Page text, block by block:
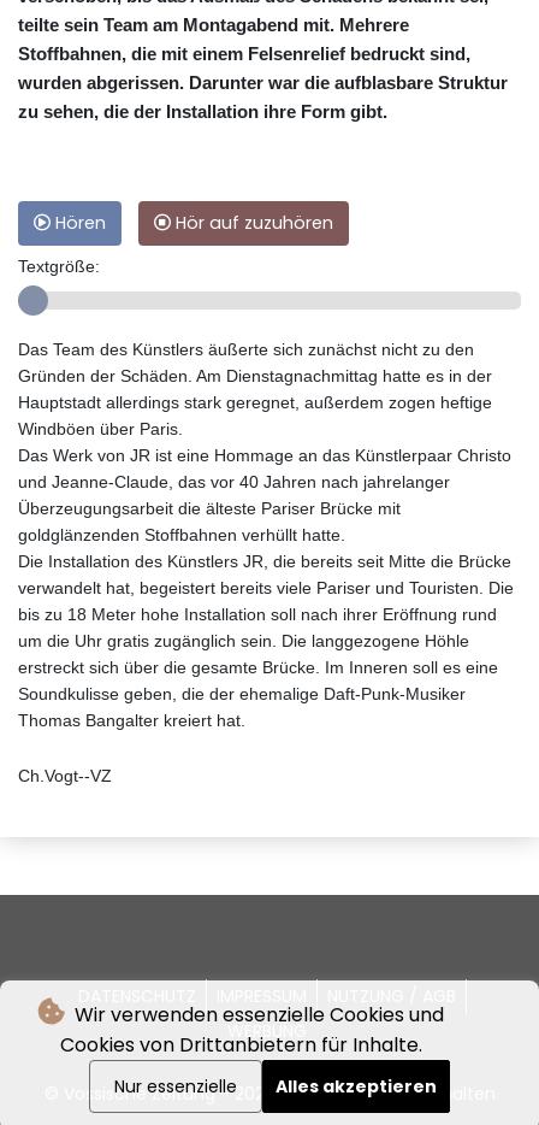
Wir verwenden essenzielle Cookies und
Cookies von Drittanbietern für Inhalte.
Nur essenzielle Alles akzeptieren
teilte sein Team am Montagabend mit. Mehrere
Stoffbahnen, die mit einem Felsenrelief bedruckt sind,
wurden abgerissen. Darunter war die aufblasbare Struktur
zu sehen, die der Installation ihre Form gibt.
Hören Hör auf zuzuhören
Textgröße:
Das Team des Künstlers äußerte sich zunächst nicht zu den
Gründen der Schäden. Am Dienstagnachmittag hatte es in der
Hauptstadt allerdings stark geregnet, außerdem zogen heftige
Windböen über Paris.
Das Werk von JR ist eine Hommage an das Künstlerpaar Christo
und Jeanne-Claude, das vor 40 Jahren nach jahrelanger
Überzeugungsarbeit die älteste Pariser Brücke mit
goldglänzenden Stoffbahnen verhüllt hatte.
Die Installation des Künstlers JR, die bereits seit Mitte die Brücke
verwandelt hat, begeistert bereits viele Pariser und Touristen. Die
bis zu 18 Meter hohe Installation soll nach ihrer Eröffnung rund
um die Uhr gratis zugänglich sein. Die langgezogene Höhle
erstreckt sich über die gesamte Brücke. Im Inneren soll es eine
Soundkulisse geben, die der ehemalige Daft-Punk-Musiker
Thomas Bangalter kreiert hat.
Ch.Vogt--VZ
WERBUNG
© Vossische Zeitung - 2026 - Alle Rechte vorbehalten